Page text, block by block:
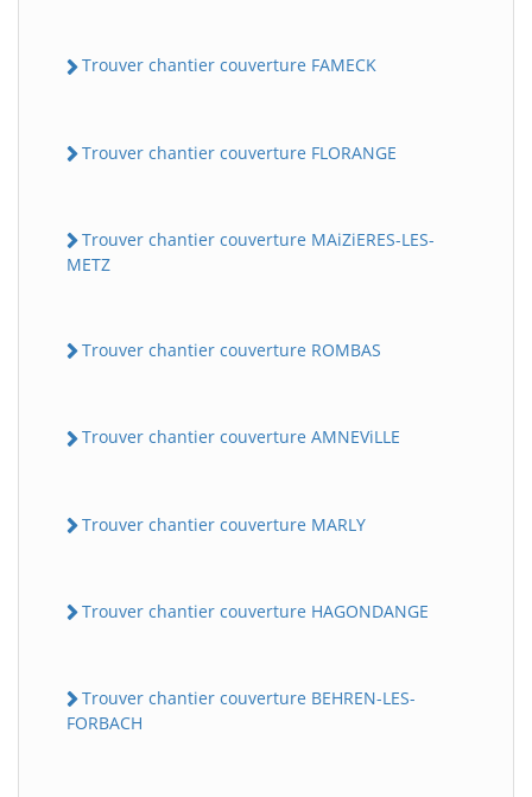
Trouver chantier couverture FAMECK
Trouver chantier couverture FLORANGE
Trouver chantier couverture MAiZiERES-LES-
METZ
Trouver chantier couverture ROMBAS
Trouver chantier couverture AMNEViLLE
Trouver chantier couverture MARLY
Trouver chantier couverture HAGONDANGE
Trouver chantier couverture BEHREN-LES-
FORBACH